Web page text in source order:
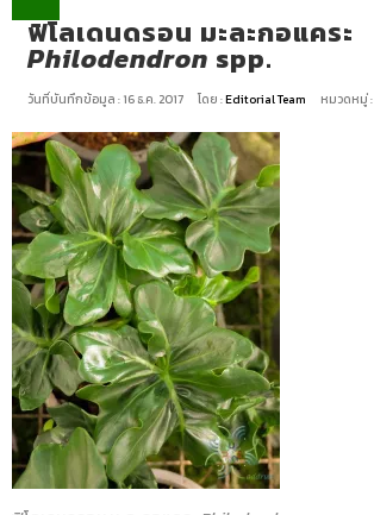
ฟิโลเดนดรอน มะละกอแคระ
Philodendron spp.
วันที่บันทึกข้อมูล : 16 ธ.ค. 2017 โดย :Editorial Team หมวดหมู่ :